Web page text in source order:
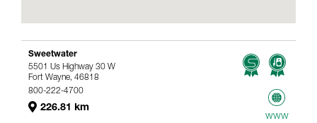
Sweetwater
5501 Us Highway 30 W
Fort Wayne, 46818
800-222-4700
226.81 km
www